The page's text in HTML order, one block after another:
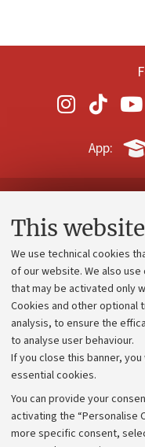
This
We use technical cookies
of our website. We also
that may be activated only
Cookies and other
analysis, to ensure the
to analyse user behaviour.
If you close this banner,
essential cookies.
You can provide your
activating the “Personalise
more specific consent,
App:
Contacts
Calls